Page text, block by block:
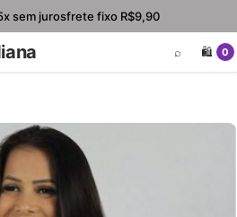
sem jurosfrete fixo R$9,90
⌕ 🛍️ 0